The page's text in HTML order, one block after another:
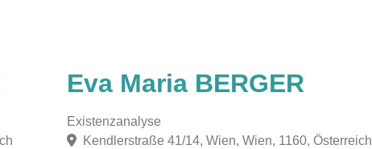
Eva Maria BERGER
Existenzanalyse
Kendlerstraße 41/14, Wien, Wien, 1160, Österreich